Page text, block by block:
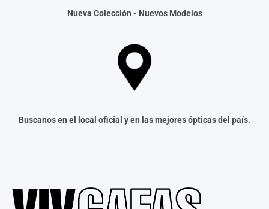
Nueva Colección - Nuevos Modelos
Buscanos en el local oficial y en las mejores ópticas del país.